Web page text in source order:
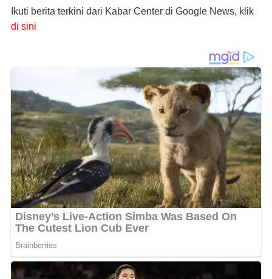
Ikuti berita terkini dari Kabar Center di Google News, klik
di sini